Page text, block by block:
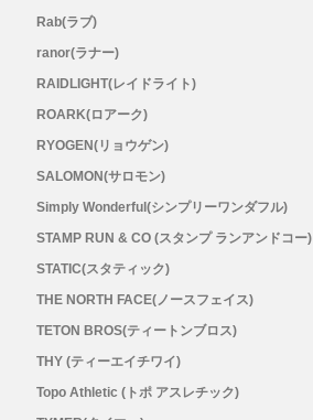
Rab(ラブ)
ranor(ラナー)
RAIDLIGHT(レイドライト)
ROARK(ロアーク)
RYOGEN(リョウゲン)
SALOMON(サロモン)
Simply Wonderful(シンプリーワンダフル)
STAMP RUN & CO (スタンプ ランアンドコー)
STATIC(スタティック)
THE NORTH FACE(ノースフェイス)
TETON BROS(ティートンブロス)
THY (ティーエイチワイ)
Topo Athletic (トポ アスレチック)